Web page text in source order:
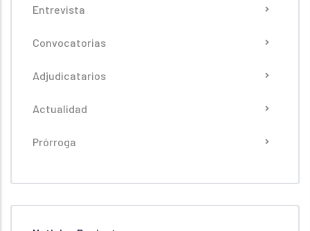
Entrevista
Convocatorias
Adjudicatarios
Actualidad
Prórroga